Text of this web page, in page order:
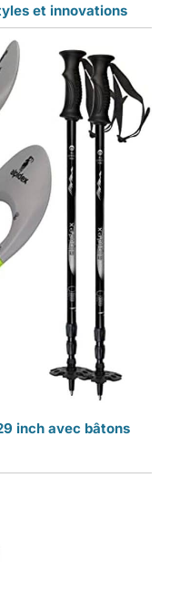
et innovations
inch avec bâtons